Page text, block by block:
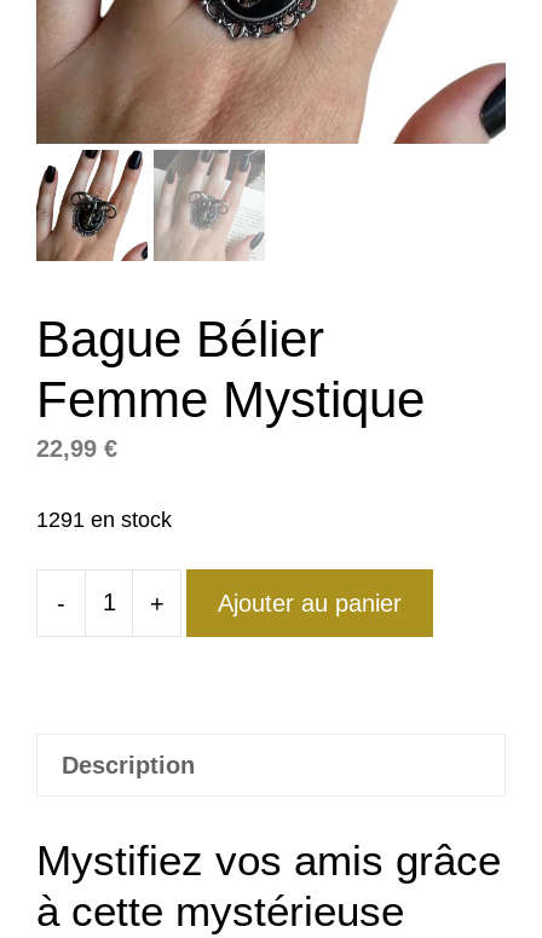
Bague Bélier
Femme Mystique
22,99 €
1291 en stock
-
quantité
Femme
+ Ajouter au panier
Description
Mystifiez vos amis grâce
à cette mystérieuse